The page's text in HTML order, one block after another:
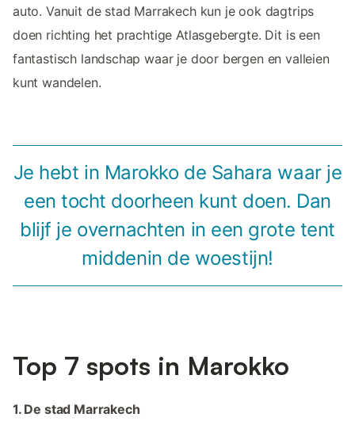
auto. Vanuit de stad Marrakech kun je ook dagtrips
doen richting het prachtige Atlasgebergte. Dit is een
fantastisch landschap waar je door bergen en valleien
kunt wandelen.
Je hebt in Marokko de Sahara waar je
een tocht doorheen kunt doen. Dan
blijf je overnachten in een grote tent
middenin de woestijn!
Top 7 spots in Marokko
1. De stad Marrakech